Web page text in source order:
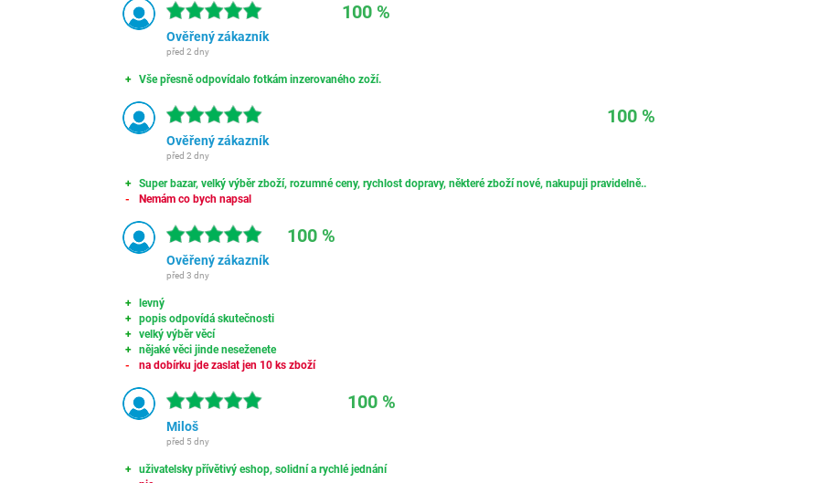
100 %
Ověřený zákazník
před 2 dny
Vše přesně odpovídalo fotkám inzerovaného zoží.
100 %
Ověřený zákazník
před 2 dny
Super bazar, velký výběr zboží, rozumné ceny, rychlost dopravy, některé zboží nové, nakupuji pravidelně..
Nemám co bych napsal
100 %
Ověřený zákazník
před 3 dny
levný
popis odpovídá skutečnosti
velký výběr věcí
nějaké věci jinde neseženete
na dobírku jde zaslat jen 10 ks zboží
100 %
Miloš
před 5 dny
uživatelsky přívětivý eshop, solidní a rychlé jednání